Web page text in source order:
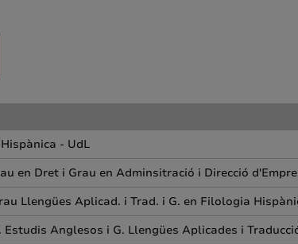
- UdL
en Dret i Grau en Adminsitració i Direcció
Llengües Aplicad. i Trad. i G. en Filologia
Anglesos i G. Llengües Aplicades i